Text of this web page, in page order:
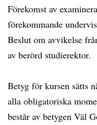
Förekomst av
förekommande
Beslut om avvikelse
av berörd studierektor.
Betyg för kursen sätts
alla obligatoriska
består av betygen Väl